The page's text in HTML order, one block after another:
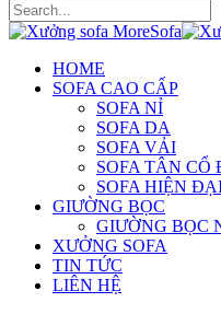
HOME
SOFA CAO CẤP
SOFA NỈ
SOFA DA
SOFA VẢI
SOFA TÂN CỔ
SOFA HIỆN
GIƯỜNG BỌC
GIƯỜNG BỌC
XƯỞNG SOFA
TIN TỨC
LIÊN HỆ